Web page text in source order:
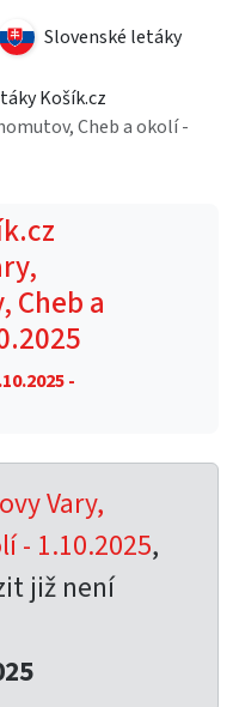
Slovenské letáky
Košík.cz
Cheb a okolí -
Cheb a
-
Vary,
- 1.10.2025,
již není